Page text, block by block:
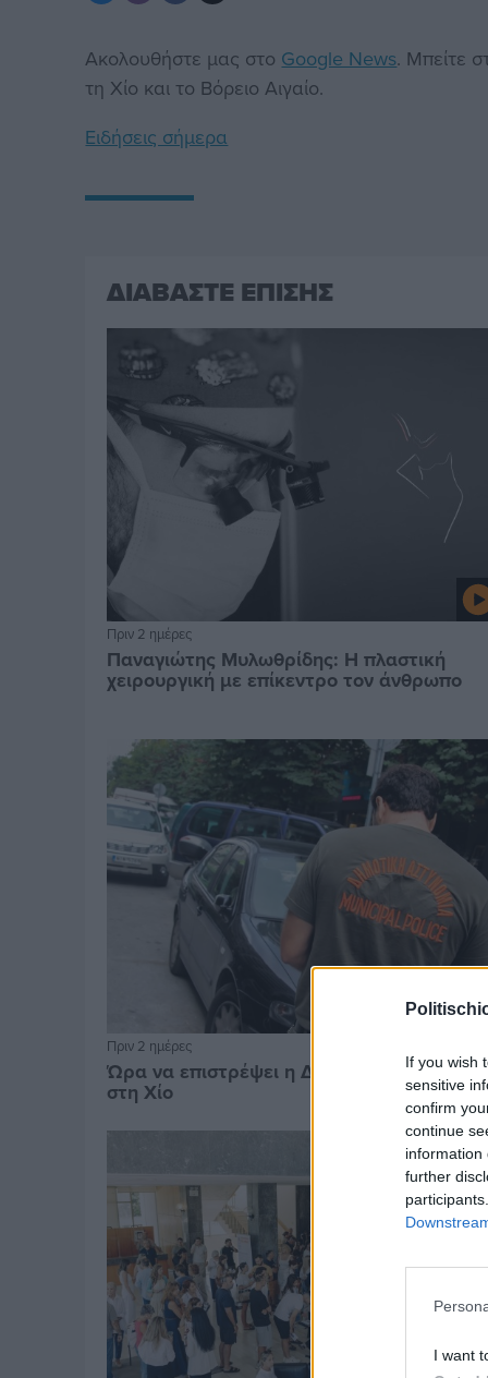
If you wish
sensitive
confirm
continue
information
further
I want
Ακολουθήστε μας στο Google News. Μπείτε
τη Χίο και το Βόρειο Αιγαίο.
Ειδήσεις σήμερα
ΔΙΑΒΑΣΤΕ ΕΠΙΣΗΣ
Πριν 2 ημέρες
Παναγιώτης Μυλωθρίδης: Η πλαστική
χειρουργική με επίκεντρο τον άνθρωπο
Πριν 2 ημέρες
Ώρα να επιστρέψει η Δημοτική Αστυνομία
στη Χίο